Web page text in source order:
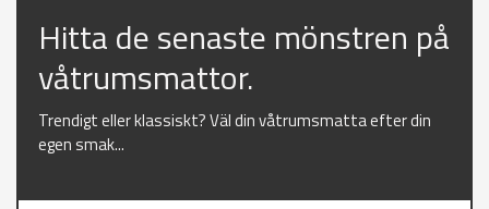
Hitta de senaste mönstren på
våtrumsmattor.
Trendigt eller klassiskt? Väl din våtrumsmatta efter din
egen smak...